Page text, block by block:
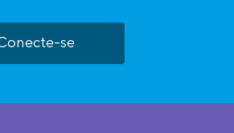
se